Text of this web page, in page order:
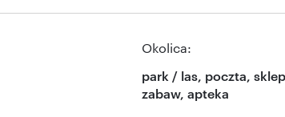
Okolica:
park / las, poczta,
zabaw, apteka